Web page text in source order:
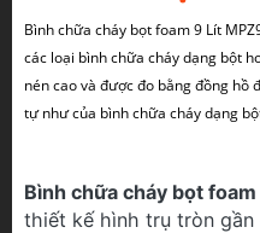
Bình chữa cháy bọt foam 9 Lít
các loại bình chữa cháy dạng bột
nén cao và được đo bằng đồng hồ
tự như của bình chữa cháy dạng
Bình chữa cháy bọt
thiết kế hình trụ tròn